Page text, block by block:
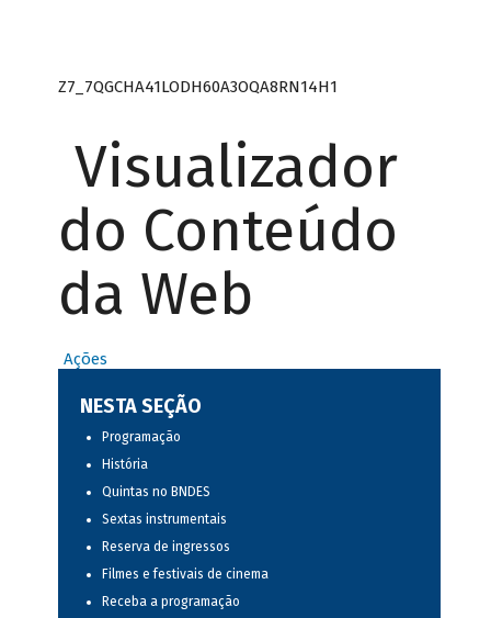
Z7_7QGCHA41LODH60A3OQA8RN14H1
Visualizador
do Conteúdo
da Web
Ações
NESTA SEÇÃO
Programação
História
Quintas no BNDES
Sextas instrumentais
Reserva de ingressos
Filmes e festivais de cinema
Receba a programação